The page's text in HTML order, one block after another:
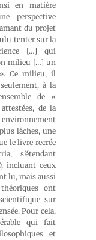
en matière
perspective
du projet
tenter sur la
[…] qui
milieu […] un
Ce milieu, il
à la
de «
de la
lâches, une
le livre recrée
s’étendant
incluant ceux
lu, mais aussi
ont
sur
Pour cela,
qui fait
et